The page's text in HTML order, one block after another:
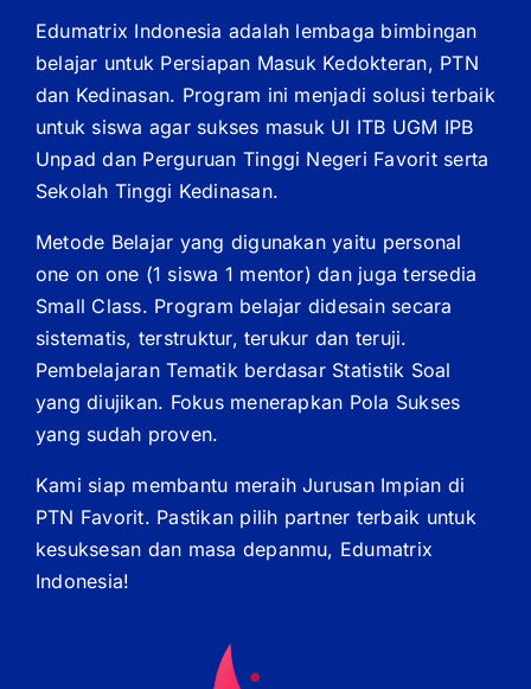
Edumatrix Indonesia adalah lembaga bimbingan
belajar untuk Persiapan Masuk Kedokteran, PTN
dan Kedinasan. Program ini menjadi solusi terbaik
untuk siswa agar sukses masuk UI ITB UGM IPB
Unpad dan Perguruan Tinggi Negeri Favorit serta
Sekolah Tinggi Kedinasan.
Metode Belajar yang digunakan yaitu personal
one on one (1 siswa 1 mentor) dan juga tersedia
Small Class. Program belajar didesain secara
sistematis, terstruktur, terukur dan teruji.
Pembelajaran Tematik berdasar Statistik Soal
yang diujikan. Fokus menerapkan Pola Sukses
yang sudah proven.
Kami siap membantu meraih Jurusan Impian di
PTN Favorit. Pastikan pilih partner terbaik untuk
kesuksesan dan masa depanmu, Edumatrix
Indonesia!